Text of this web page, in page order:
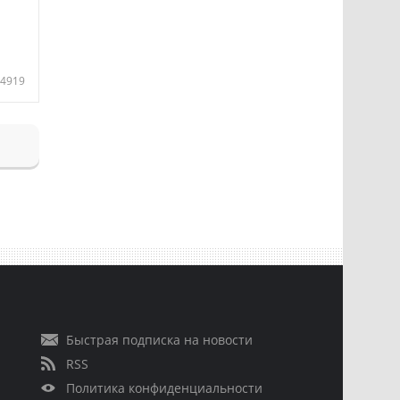
4919
Быстрая подписка на новости
RSS
Политика конфиденциальности